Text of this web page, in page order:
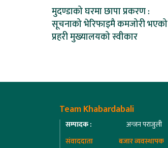
मुदण्डाको घरमा छापा प्रकरण :
सूचनाको भेरिफाइमै कमजोरी भएको
प्रहरी मुख्यालयको स्वीकार
Team Khabardabali
सम्पादक :
अन्जन पराजुली
संवाददाता
बजार व्यवस्थापक